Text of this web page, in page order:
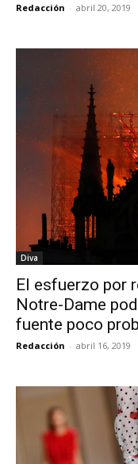
Redacción - abril 20, 2019
Diva
El esfuerzo por
Notre-Dame
fuente poco
Redacción - abril 16, 2019